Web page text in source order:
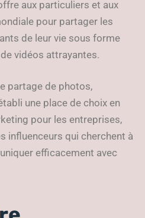
aux particuliers et aux
pour partager les
de leur vie sous forme
vidéos attrayantes.
partage de photos,
une place de choix en
pour les entreprises,
influenceurs qui cherchent à
efficacement avec